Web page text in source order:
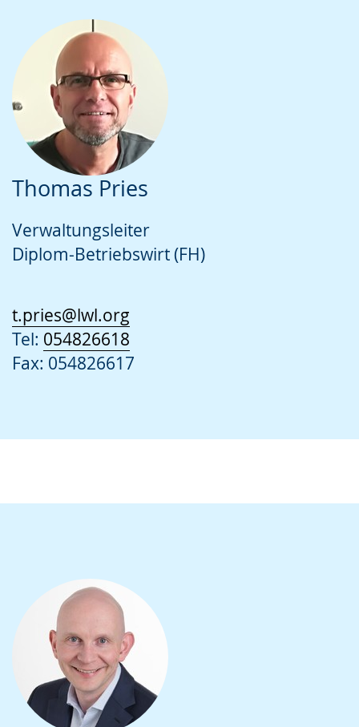
Thomas Pries
Verwaltungsleiter
Diplom-Betriebswirt (FH)
t.pries@lwl.org
Tel: 054826618
Fax: 054826617